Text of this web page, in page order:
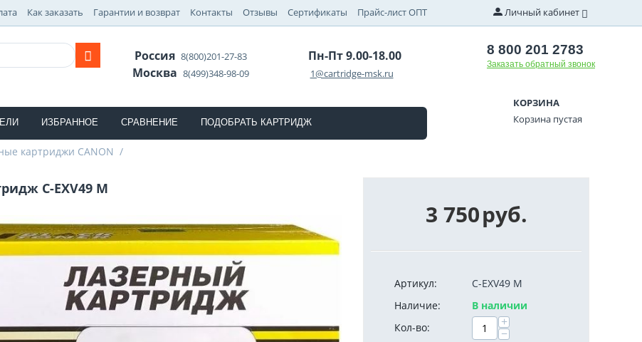
Как заказать Гарантии и возврат Контакты Отзывы Сертификаты Прайс-лист ОПТ Личный кабинет
Россия8(800)201-27-83
Москва8(499)348-98-09
Пн-Пт 9.00-18.00
1@cartridge-msk.ru
8 800 201 2783
Заказать обратный звонок
ИЗБРАННОЕ СРАВНЕНИЕ ПОДОБРАТЬ КАРТРИДЖ
КОРЗИНА
Корзина пустая
картриджи CANON /
C-EXV49 M
3 750руб.
Артикул:
C-EXV49 M
Наличие:
В наличии
Кол-во:
+
−